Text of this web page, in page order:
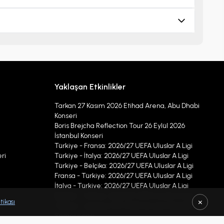
Yaklaşan Etkinlikler
Tarkan 27 Kasım 2026 Etihad Arena, Abu Dhabi
Konseri
Boris Brejcha Reflection Tour 26 Eylül 2026
İstanbul Konseri
Türkiye - Fransa: 2026/27 UEFA Uluslar A Ligi
Türkiye - İtalya: 2026/27 UEFA Uluslar A Ligi
Türkiye - Belçika: 2026/27 UEFA Uluslar A Ligi
Fransa - Türkiye: 2026/27 UEFA Uluslar A Ligi
İtalya - Türkiye: 2026/27 UEFA Uluslar A Ligi
Şampiyonası
×